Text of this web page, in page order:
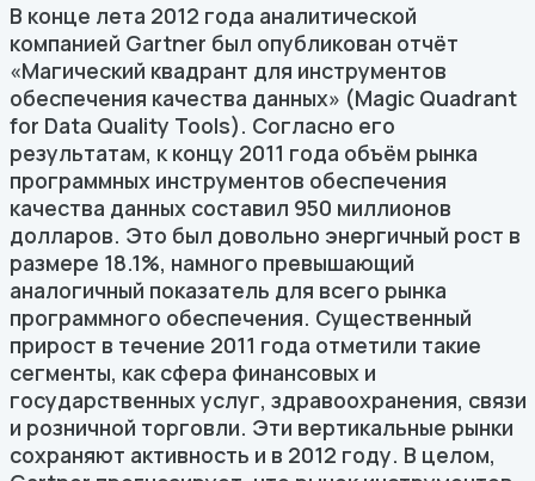
В конце лета 2012 года аналитической
компанией Gartner был опубликован отчёт
«Магический квадрант для инструментов
обеспечения качества данных» (Magic Quadrant
for Data Quality Tools). Согласно его
результатам, к концу 2011 года объём рынка
программных инструментов обеспечения
качества данных составил 950 миллионов
долларов. Это был довольно энергичный рост в
размере 18.1%, намного превышающий
аналогичный показатель для всего рынка
программного обеспечения. Существенный
прирост в течение 2011 года отметили такие
сегменты, как сфера финансовых и
государственных услуг, здравоохранения, связи
и розничной торговли. Эти вертикальные рынки
сохраняют активность и в 2012 году. В целом,